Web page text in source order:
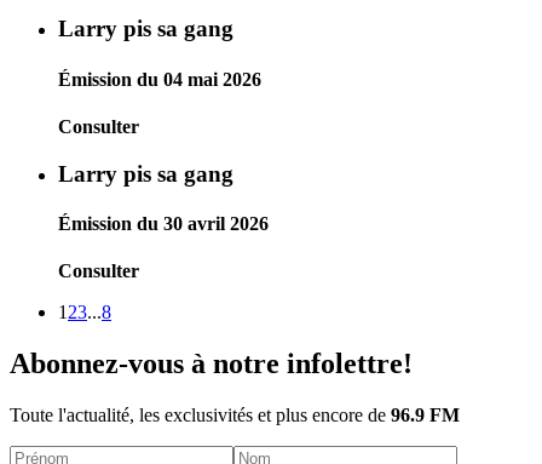
Larry pis sa gang
Émission du 04 mai 2026
Consulter
Larry pis sa gang
Émission du 30 avril 2026
Consulter
1 23...8
Abonnez-vous à notre infolettre!
Toute l'actualité, les exclusivités et plus encore de 96.9 FM